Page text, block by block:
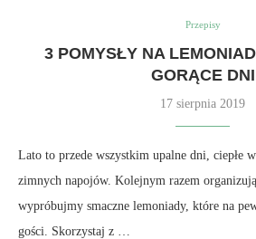
Przepisy
3 POMYSŁY NA
GORĄCE DNI
17 sierpnia 2019
Lato to przede wszystkim upalne dni, ciepłe
zimnych napojów. Kolejnym razem
wypróbujmy smaczne lemoniady, które na
gości. Skorzystaj z …